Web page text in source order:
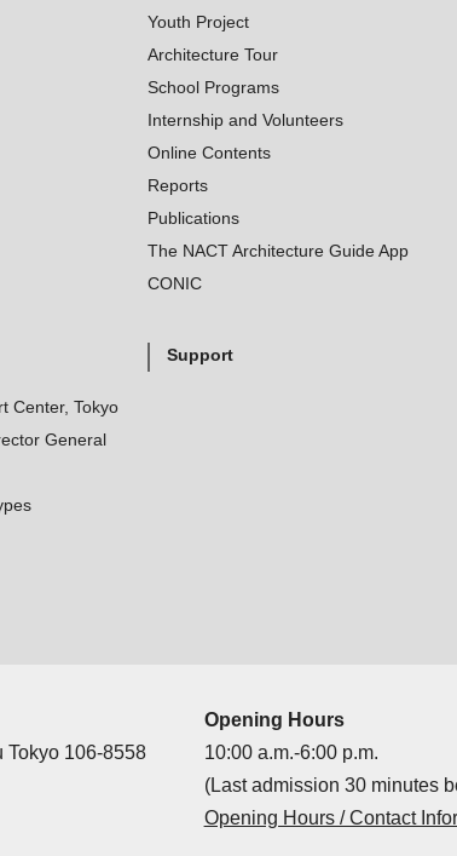
Youth Project
Architecture Tour
School Programs
Internship and Volunteers
Online Contents
Reports
Publications
The NACT Architecture Guide App
CONIC
Center, Tokyo
General
Support
Tokyo 106-8558
Opening Hours
10:00 a.m.-6:00 p.m.
(Last admission 30 minutes
Opening Hours / Contact